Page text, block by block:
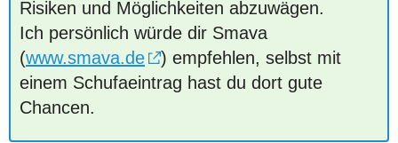
Risiken und Möglichkeiten abzuwägen.
Ich persönlich würde dir Smava
(www.smava.de
) empfehlen, selbst mit
einem Schufaeintrag hast du dort gute
Chancen.